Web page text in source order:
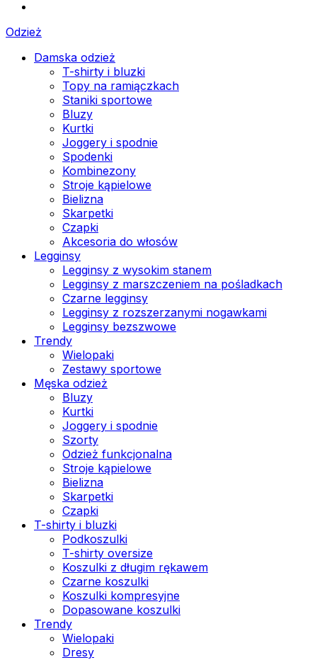
Odzież
Damska odzież
T-shirty i bluzki
Topy na ramiączkach
Staniki sportowe
Bluzy
Kurtki
Joggery i spodnie
Spodenki
Kombinezony
Stroje kąpielowe
Bielizna
Skarpetki
Czapki
Akcesoria do włosów
Legginsy
Legginsy z wysokim stanem
Legginsy z marszczeniem na pośladkach
Czarne legginsy
Legginsy z rozszerzanymi nogawkami
Legginsy bezszwowe
Trendy
Wielopaki
Zestawy sportowe
Męska odzież
Bluzy
Kurtki
Joggery i spodnie
Szorty
Odzież funkcjonalna
Stroje kąpielowe
Bielizna
Skarpetki
Czapki
T-shirty i bluzki
Podkoszulki
T-shirty oversize
Koszulki z długim rękawem
Czarne koszulki
Koszulki kompresyjne
Dopasowane koszulki
Trendy
Wielopaki
Dresy